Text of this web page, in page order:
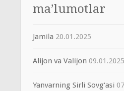
ma’lumotlar
Jamila 20.01.2025
Alijon va Valijon 09.01.2025
Yanvarning Sirli Sovg‘asi